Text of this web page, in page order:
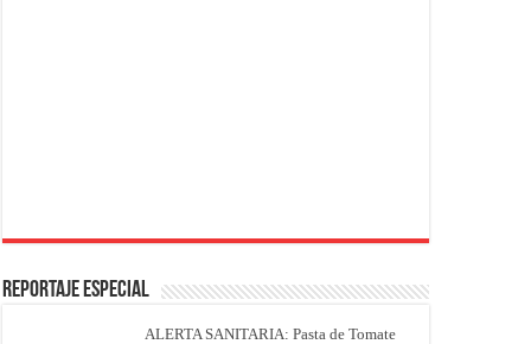
REPORTAJE ESPECIAL
ALERTA SANITARIA: Pasta de Tomate